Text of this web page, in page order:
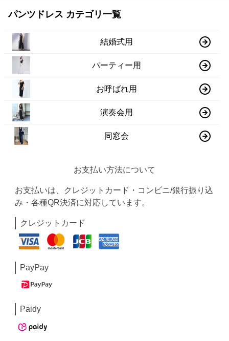
パンツドレス カテゴリ一覧
結婚式用
パーティー用
お呼ばれ用
演奏会用
同窓会
お支払い方法について
お支払いは、クレジットカード・コンビニ/銀行振り込
み・各種QR決済に対応しています。
クレジットカード
PayPay
Paidy